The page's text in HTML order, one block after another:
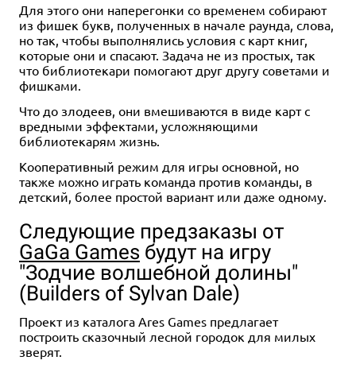
Для этого они наперегонки со временем собирают
из фишек букв, полученных в начале раунда, слова,
но так, чтобы выполнялись условия с карт книг,
которые они и спасают. Задача не из простых, так
что библиотекари помогают друг другу советами и
фишками.
Что до злодеев, они вмешиваются в виде карт с
вредными эффектами, усложняющими
библиотекарям жизнь.
Кооперативный режим для игры основной, но
также можно играть команда против команды, в
детский, более простой вариант или даже одному.
Следующие предзаказы от
GaGa Games будут на игру
"Зодчие волшебной долины"
(Builders of Sylvan Dale)
Проект из каталога Ares Games предлагает
построить сказочный лесной городок для милых
зверят.